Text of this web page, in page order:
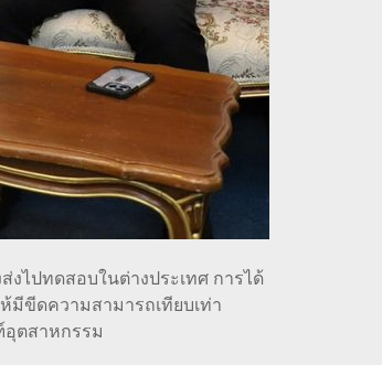
ไปทดสอบในต่างประเทศ การได้
มีขีดความสามารถเทียบเท่า
ตสาหกรรม